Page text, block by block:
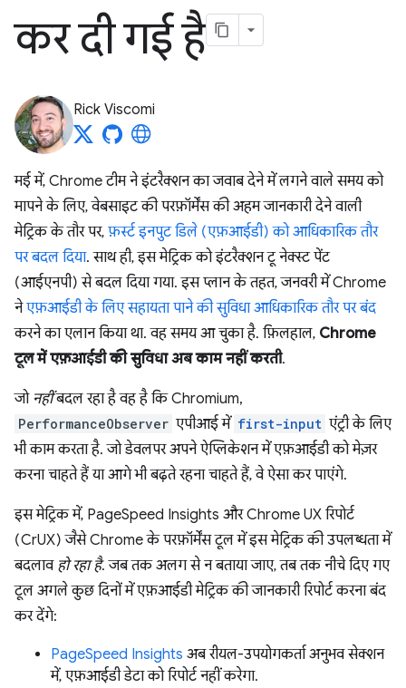
कर दी गई है
Rick Viscomi
मई में, Chrome टीम ने इंटरैक्शन का जवाब देने में लगने वाले समय को
मापने के लिए, वेबसाइट की परफ़ॉर्मेंस की अहम जानकारी देने वाली
मेट्रिक के तौर पर, फ़र्स्ट इनपुट डिले (एफ़आईडी) को आधिकारिक तौर
पर बदल दिया. साथ ही, इस मेट्रिक को इंटरैक्शन टू नेक्स्ट पेंट
(आईएनपी) से बदल दिया गया. इस प्लान के तहत, जनवरी में Chrome
नेएफ़आईडी के लिए सहायता पाने की सुविधा आधिकारिक तौर पर बंद
करने का एलान किया था. वह समय आ चुका है. फ़िलहाल, Chrome
टूल में एफ़आईडी की सुविधा अब काम नहीं करती.
जो नहींबदल रहा है वह है कि Chromium,
PerformanceObserver एपीआई में first-input एंट्री के लिए
भी काम करता है. जो डेवलपर अपने ऐप्लिकेशन में एफ़आईडी को मेज़र
करना चाहते हैं या आगे भी बढ़ते रहना चाहते हैं, वे ऐसा कर पाएंगे.
इस मेट्रिक में, PageSpeed Insights और Chrome UX रिपोर्ट
(CrUX) जैसे Chrome के परफ़ॉर्मेंस टूल में इस मेट्रिक की उपलब्धता में
बदलाव हो रहा है. जब तक अलग से न बताया जाए, तब तक नीचे दिए गए
टूल अगले कुछ दिनों में एफ़आईडी मेट्रिक की जानकारी रिपोर्ट करना बंद
कर देंगे:
PageSpeed Insights अब रीयल-उपयोगकर्ता अनुभव सेक्शन
में, एफ़आईडी डेटा को रिपोर्ट नहीं करेगा.